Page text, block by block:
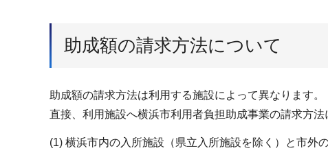
助成額の請求方法について
助成額の請求方法は利用する施設によって異なります。
直接、利用施設へ横浜市利用者負担助成事業の請求方法
(1) 横浜市内の入所施設（県立入所施設を除く）と市外